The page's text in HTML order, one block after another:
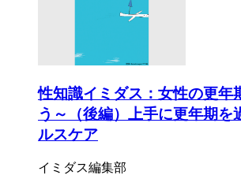
性知識イミダス：女性の更年
う～（後編）上手に更年期を
ルスケア
イミダス編集部